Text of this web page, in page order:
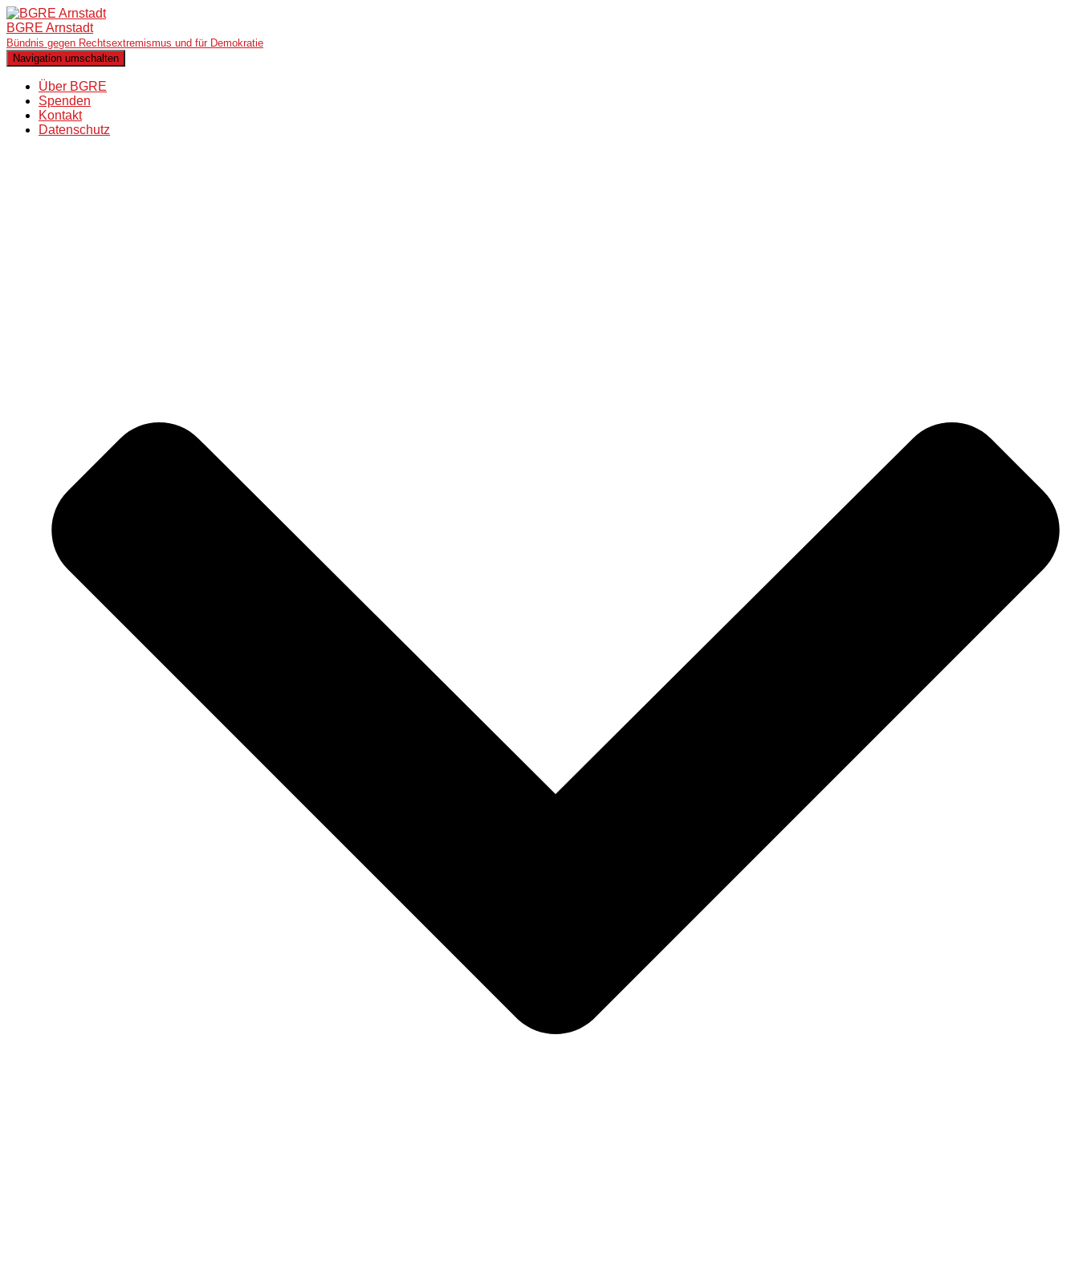
BGRE Arnstadt
Bündnis gegen Rechtsextremismus und für Demokratie
Navigation umschalten
Über BGRE
Spenden
Kontakt
Datenschutz